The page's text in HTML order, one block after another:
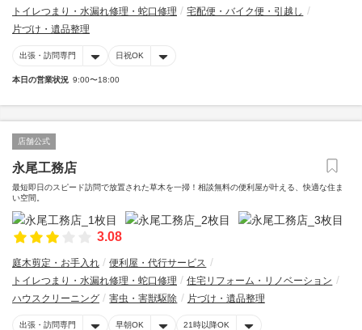
トイレつまり・水漏れ修理・蛇口修理
宅配便・バイク便・引越し
片づけ・遺品整理
出張・訪問専門 日祝OK
本日の営業状況 9:00〜18:00
店舗公式
永尾工務店
最短即日のスピード訪問で放置された草木を一掃！相談無料の便利屋が叶える、快適な住ま
い空間。
3.08
庭木剪定・お手入れ
便利屋・代行サービス
トイレつまり・水漏れ修理・蛇口修理
住宅リフォーム・リノベーション
ハウスクリーニング
害虫・害獣駆除 片づけ・遺品整理
出張・訪問専門 早朝OK 21時以降OK